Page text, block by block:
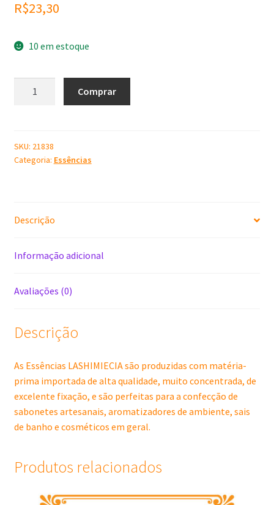
R$23,30
10 em estoque
100
ml
Comprar
SKU: 21838
Categoria: Essências
Descrição
Informação adicional
Avaliações (0)
Descrição
As Essências LASHIMIECIA são produzidas com matéria-
prima importada de alta qualidade, muito concentrada, de
excelente fixação, e são perfeitas para a confecção de
sabonetes artesanais, aromatizadores de ambiente, sais
de banho e cosméticos em geral.
Produtos relacionados